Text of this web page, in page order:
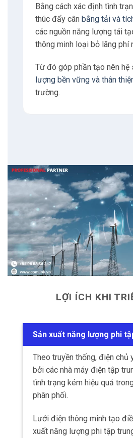
Bằng cách xác định tình
thúc đẩy cân bằng tải và
các nguồn năng lượng tái
thông minh loại bỏ lãng phí
Từ đó góp phần tạo nên hệ
lượng bền vững và thân
trường.
LỢI ÍCH KHI
Sản xuất năng lượng phi
Theo truyền thống, điện chủ
bởi các nhà máy điện tập
tình trạng kém hiệu quả
phân phối.
Lưới điện thông minh tạo
xuất năng lượng phi tập